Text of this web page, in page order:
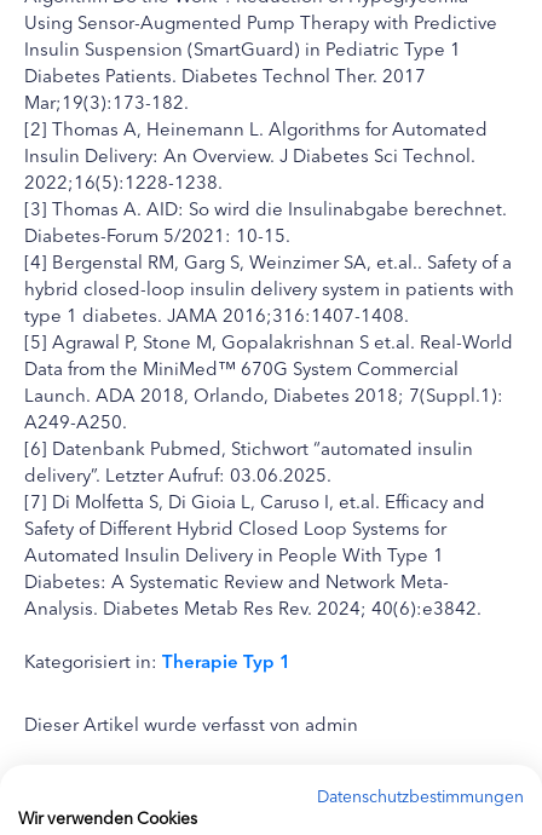
Using Sensor-Augmented Pump Therapy with Predictive
Insulin Suspension (SmartGuard) in Pediatric Type 1
Diabetes Patients. Diabetes Technol Ther. 2017
Mar;19(3):173-182.
[2] Thomas A, Heinemann L. Algorithms for Automated
Insulin Delivery: An Overview. J Diabetes Sci Technol.
2022;16(5):1228-1238.
[3] Thomas A. AID: So wird die Insulinabgabe berechnet.
Diabetes-Forum 5/2021: 10-15.
[4] Bergenstal RM, Garg S, Weinzimer SA, et.al.. Safety of a
hybrid closed-loop insulin delivery system in patients with
type 1 diabetes. JAMA 2016;316:1407-1408.
[5] Agrawal P, Stone M, Gopalakrishnan S et.al. Real-World
Data from the MiniMed™ 670G System Commercial
Launch. ADA 2018, Orlando, Diabetes 2018; 7(Suppl.1):
A249-A250.
[6] Datenbank Pubmed, Stichwort “automated insulin
delivery”. Letzter Aufruf: 03.06.2025.
[7] Di Molfetta S, Di Gioia L, Caruso I, et.al. Efficacy and
Safety of Different Hybrid Closed Loop Systems for
Automated Insulin Delivery in People With Type 1
Diabetes: A Systematic Review and Network Meta-
Analysis. Diabetes Metab Res Rev. 2024; 40(6):e3842.
Kategorisiert in: Therapie Typ 1
Dieser Artikel wurde verfasst von admin
Datenschutzbestimmungen
Wir verwenden Cookies